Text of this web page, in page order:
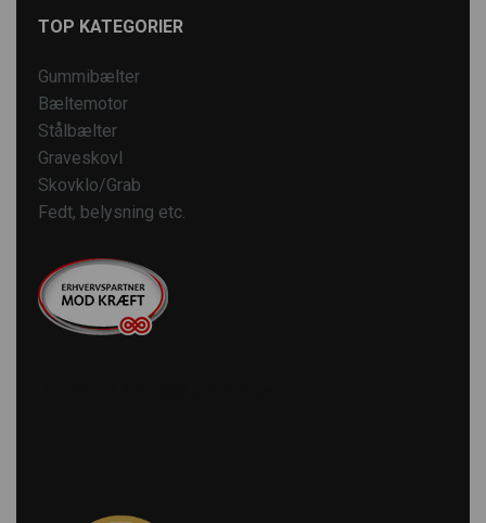
TOP KATEGORIER
Gummibælter
Bæltemotor
Stålbælter
Graveskovl
Skovklo/Grab
Fedt, belysning etc.